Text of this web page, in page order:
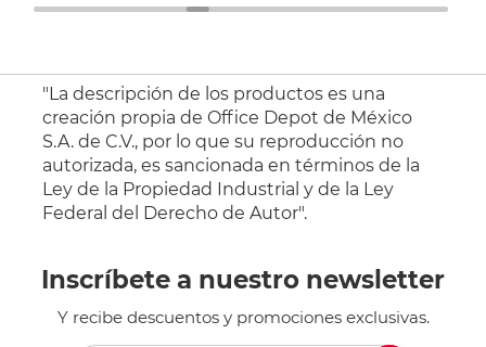
"La descripción de los productos es una
creación propia de Office Depot de México
S.A. de C.V., por lo que su reproducción no
autorizada, es sancionada en términos de la
Ley de la Propiedad Industrial y de la Ley
Federal del Derecho de Autor".
Inscríbete a nuestro newsletter
Y recibe descuentos y promociones exclusivas.